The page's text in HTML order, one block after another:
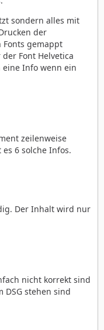
sondern alles mit
der
gemappt
Font Helvetica
Info wenn ein
zeilenweise
6 solche Infos.
Der Inhalt wird nur
nicht korrekt sind
DSG stehen sind